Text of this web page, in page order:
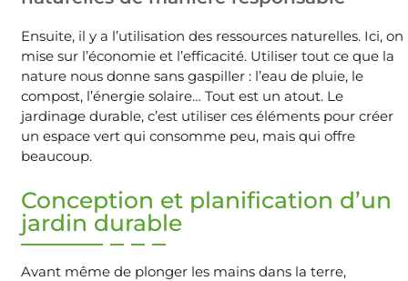
Ensuite, il y a l’utilisation des ressources naturelles. Ici, on
mise sur l’économie et l’efficacité. Utiliser tout ce que la
nature nous donne sans gaspiller : l’eau de pluie, le
compost, l’énergie solaire… Tout est un atout. Le
jardinage durable, c’est utiliser ces éléments pour créer
un espace vert qui consomme peu, mais qui offre
beaucoup.
Conception et planification d’un
jardin durable
Avant même de plonger les mains dans la terre,